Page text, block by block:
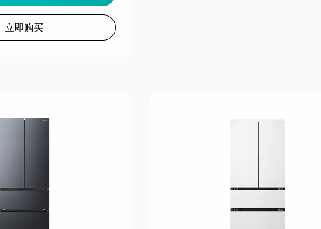
立即购买